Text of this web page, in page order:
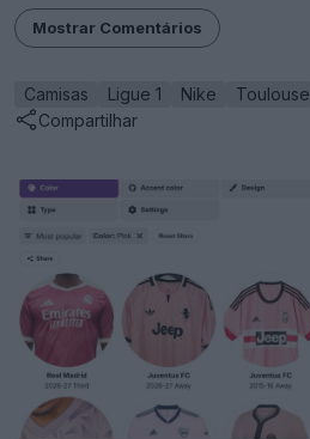
Mostrar Comentários
Camisas Ligue 1 Nike
Toulouse
Compartilhar